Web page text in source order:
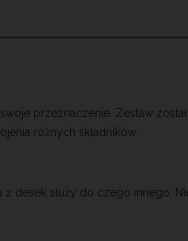
przeznaczenie. Zestaw
różnych składników.
desek służy do czego innego.